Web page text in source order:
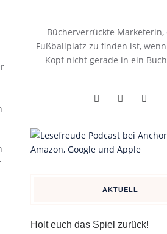
Bücherverrückte Marketerin,
Fußballplatz zu finden ist,
Kopf nicht gerade in ein
AKTUELL
Holt euch das Spiel zurück!